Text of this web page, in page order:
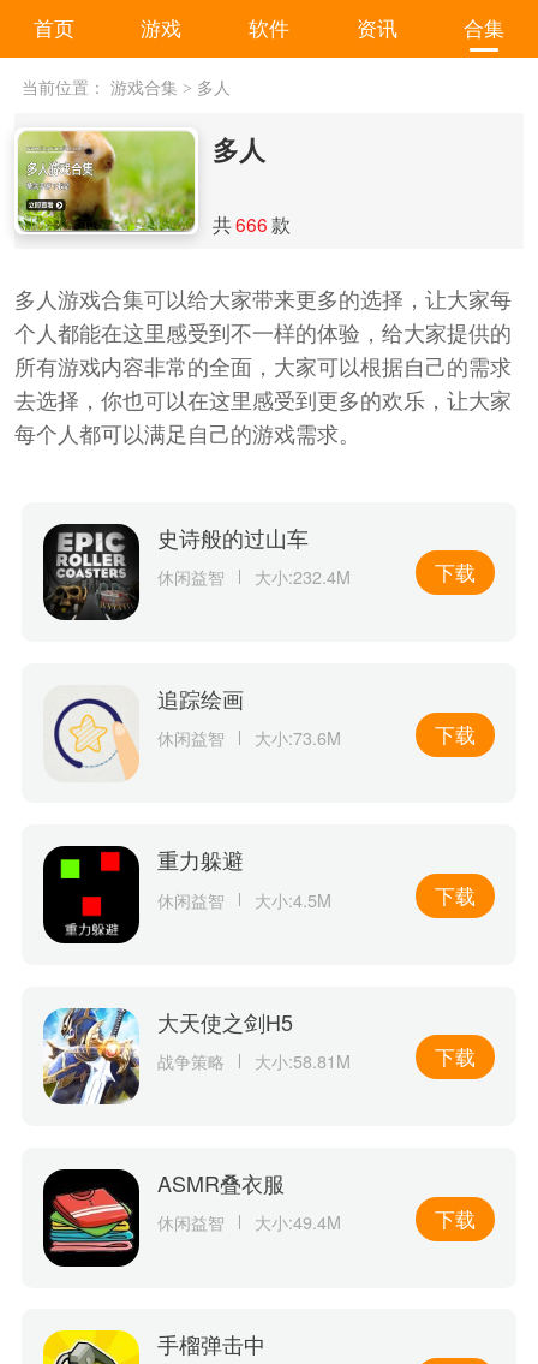
首页 游戏 软件 资讯 合集
当前位置： 游戏合集 > 多人
多人
共666款
多人游戏合集可以给大家带来更多的选择，让大家每
个人都能在这里感受到不一样的体验，给大家提供的
所有游戏内容非常的全面，大家可以根据自己的需求
去选择，你也可以在这里感受到更多的欢乐，让大家
每个人都可以满足自己的游戏需求。
史诗般的过山车
休闲益智 大小:232.4M 下载
追踪绘画
休闲益智 大小:73.6M 下载
重力躲避
休闲益智 大小:4.5M 下载
大天使之剑H5
战争策略 大小:58.81M 下载
ASMR叠衣服
休闲益智 大小:49.4M 下载
手榴弹击中